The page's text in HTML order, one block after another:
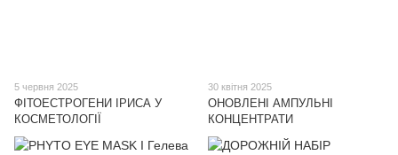
5 червня 2025
ФІТОЕСТРОГЕНИ ІРИСА У
КОСМЕТОЛОГІЇ
30 квітня 2025
ОНОВЛЕНІ АМПУЛЬНІ
КОНЦЕНТРАТИ